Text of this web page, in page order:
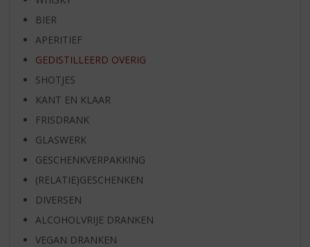
BIER
APERITIEF
GEDISTILLEERD OVERIG
SHOTJES
KANT EN KLAAR
FRISDRANK
GLASWERK
GESCHENKVERPAKKING
(RELATIE)GESCHENKEN
DIVERSEN
ALCOHOLVRIJE DRANKEN
VEGAN DRANKEN